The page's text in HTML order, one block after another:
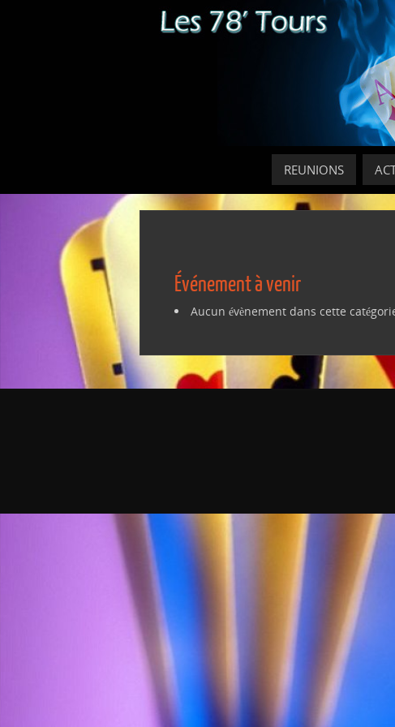
REUNIONS
Événement à venir
Aucun évènement dans cette